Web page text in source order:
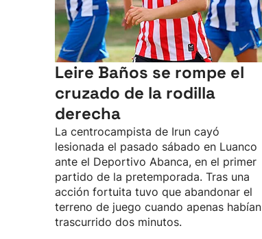
Leire Baños se rompe el
cruzado de la rodilla
derecha
La centrocampista de Irun cayó
lesionada el pasado sábado en Luanco
ante el Deportivo Abanca, en el primer
partido de la pretemporada. Tras una
acción fortuita tuvo que abandonar el
terreno de juego cuando apenas habían
trascurrido dos minutos.